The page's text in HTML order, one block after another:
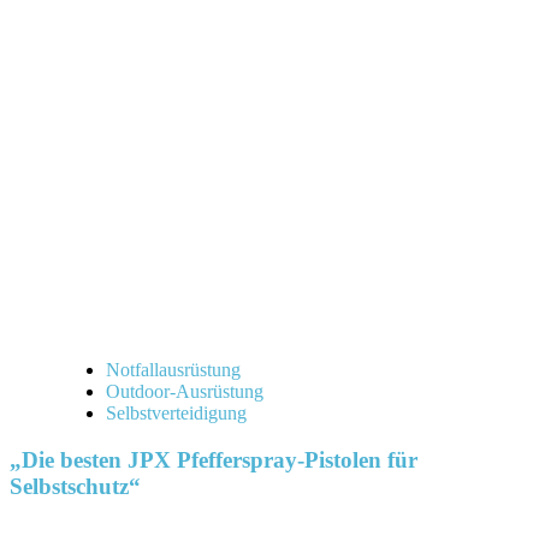
Notfallausrüstung
Outdoor-Ausrüstung
Selbstverteidigung
„Die besten JPX Pfefferspray-Pistolen für
Selbstschutz“